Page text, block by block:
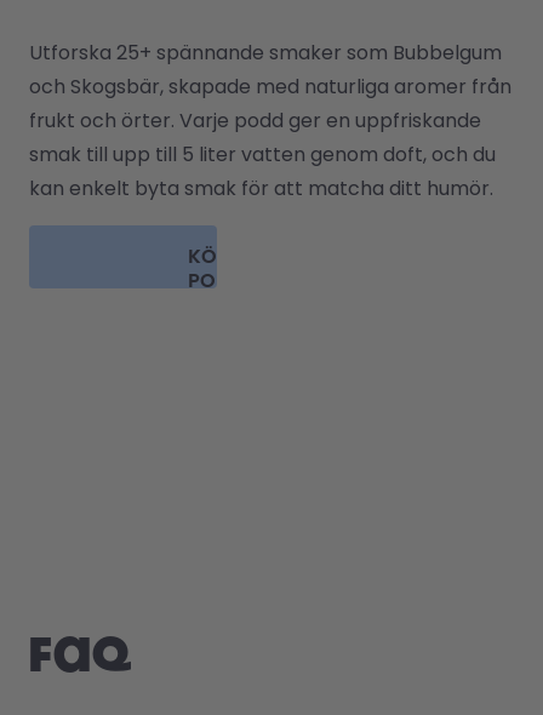
Utforska 25+ spännande smaker som Bubbelgum
och Skogsbär, skapade med naturliga aromer från
frukt och örter. Varje podd ger en uppfriskande
smak till upp till 5 liter vatten genom doft, och du
kan enkelt byta smak för att matcha ditt humör.
KÖP
PODDAR
FAQ